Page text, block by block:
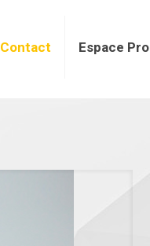
Contact Espace Pro